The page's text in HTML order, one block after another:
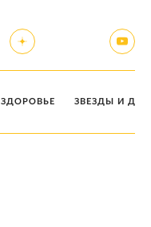
ЗДОРОВЬЕ ЗВЕЗДЫ И